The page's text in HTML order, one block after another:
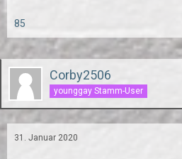
85
Corby2506
younggay Stamm-User
31. Januar 2020